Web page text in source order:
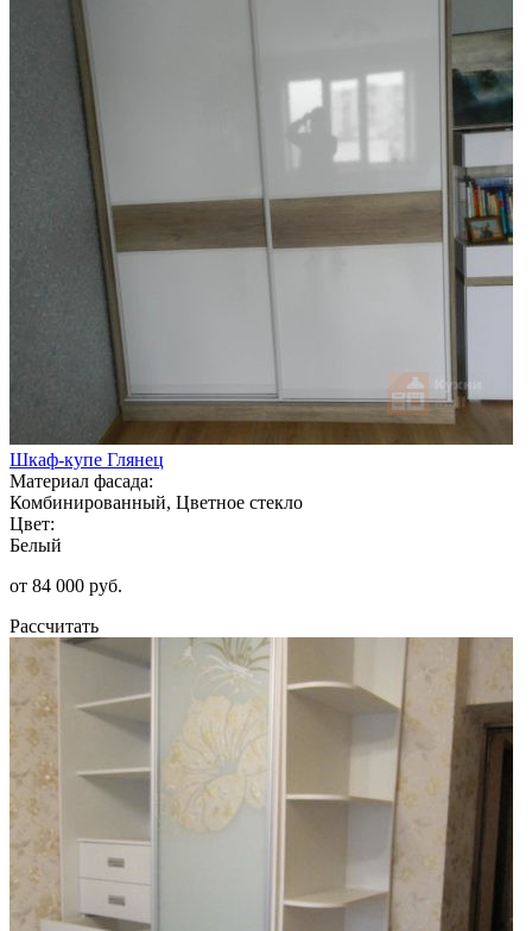
Шкаф-купе Глянец
Материал фасада:
Комбинированный, Цветное стекло
Цвет:
Белый
от 84 000 руб.
Рассчитать